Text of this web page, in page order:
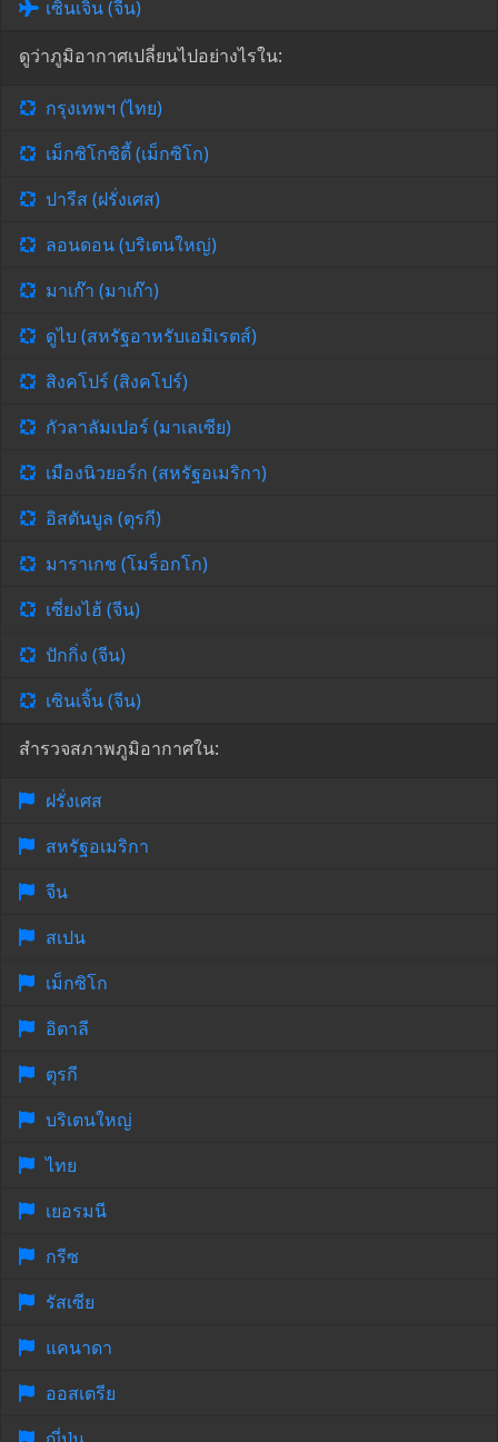
เซินเจิ้น (จีน)
ดูว่าภูมิอากาศเปลี่ยนไปอย่างไรใน:
กรุงเทพฯ (ไทย)
เม็กซิโกซิตี้ (เม็กซิโก)
ปารีส (ฝรั่งเศส)
ลอนดอน (บริเตนใหญ่)
มาเก๊า (มาเก๊า)
ดูไบ (สหรัฐอาหรับเอมิเรตส์)
สิงคโปร์ (สิงคโปร์)
กัวลาลัมเปอร์ (มาเลเซีย)
เมืองนิวยอร์ก (สหรัฐอเมริกา)
อิสตันบูล (ตุรกี)
มาราเกช (โมร็อกโก)
เซี่ยงไฮ้ (จีน)
ปักกิ่ง (จีน)
เซินเจิ้น (จีน)
สำรวจสภาพภูมิอากาศใน:
ฝรั่งเศส
สหรัฐอเมริกา
จีน
สเปน
เม็กซิโก
อิตาลี
ตุรกี
บริเตนใหญ่
ไทย
เยอรมนี
กรีซ
รัสเซีย
แคนาดา
ออสเตรีย